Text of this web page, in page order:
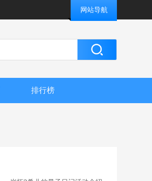
网站导航
排行榜